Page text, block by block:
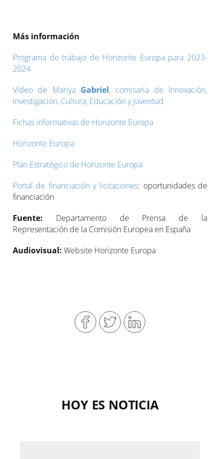
Más información
Programa de trabajo de Horizonte Europa para 2023-
2024
Vídeo de Mariya Gabriel, comisaria de Innovación,
Investigación, Cultura, Educación y Juventud
Fichas informativas de Horizonte Europa
Horizonte Europa
Plan Estratégico de Horizonte Europa
Portal de financiación y licitaciones: oportunidades de
financiación
Fuente: Departamento de Prensa de la
Representación de la Comisión Europea en España
Audiovisual:Website Horizonte Europa
HOY ES NOTICIA